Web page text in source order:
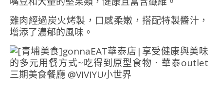
雞肉經過炭火烤製，口感柔嫩，搭配特製醬汁，
增添了濃郁的風味。